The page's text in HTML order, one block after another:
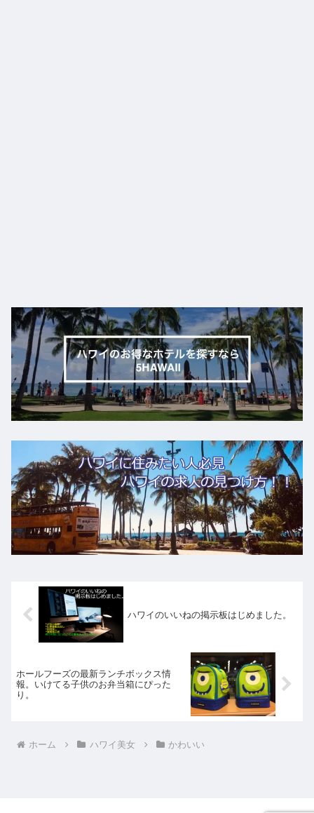
ハワイのいいねの掲示板はじめました。
ホールフーズの最新ランチボックス情
報。いけてる子供のお弁当箱にぴった
り。
ホーム ハワイ美女 かわいい